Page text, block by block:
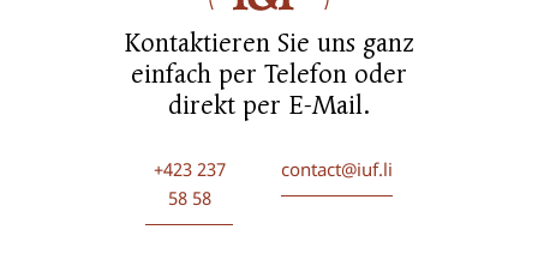
Kontaktieren Sie uns ganz
einfach per Telefon oder
direkt per E-Mail.
+423 237
58 58
contact@iuf.li